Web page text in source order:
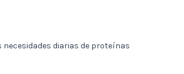
diarias de proteínas